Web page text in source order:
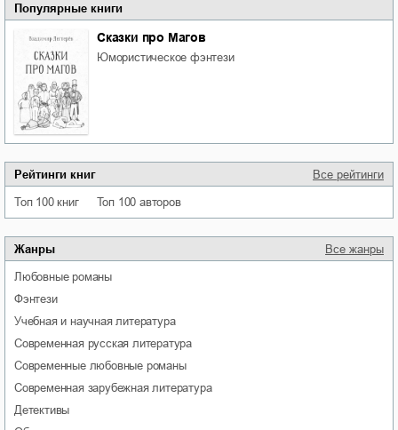
Популярные книги
Сказки про Магов
юмористическое фэнтези
Рейтинги книг Все рейтинги
Топ 100 книг Топ 100 авторов
Жанры Все жанры
любовные романы
фэнтези
учебная и научная литература
современная русская литература
современные любовные романы
современная зарубежная литература
детективы